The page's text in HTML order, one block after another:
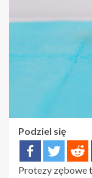
Podziel się
Protezy zębowe